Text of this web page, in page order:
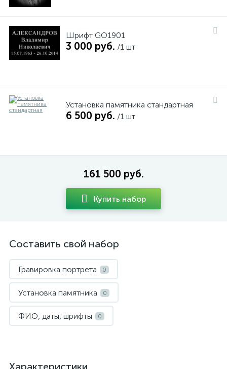
Шрифт GO1901
3 000 руб. /1 шт
Установка памятника стандартная
6 500 руб. /1 шт
161 500 руб.
Купить набор
Составить свой набор
Гравировка портрета 0
Установка памятника 0
ФИО, даты, шрифты 0
Характеристики